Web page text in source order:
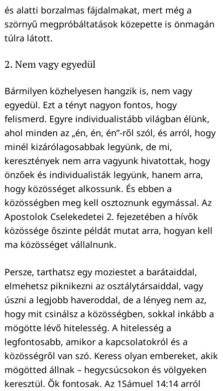
és alatti borzalmas fájdalmakat, mert még a
szörnyű megpróbáltatások közepette is önmagán
túlra látott.
2. Nem vagy egyedül
Bármilyen közhelyesen hangzik is, nem vagy
egyedül. Ezt a tényt nagyon fontos, hogy
felismerd. Egyre individualistább világban élünk,
ahol minden az „én, én, én”-ről szól, és arról, hogy
minél kizárólagosabbak legyünk, de mi,
keresztények nem arra vagyunk hivatottak, hogy
önzőek és individualisták legyünk, hanem arra,
hogy közösséget alkossunk. És ebben a
közösségben meg kell osztoznunk egymással. Az
Apostolok Cselekedetei 2. fejezetében a hívők
közössége őszinte példát mutat arra, hogyan kell
ma közösséget vállalnunk.
Persze, tarthatsz egy moziestet a barátaiddal,
elmehetsz piknikezni az osztálytársaiddal, vagy
úszni a legjobb haveroddal, de a lényeg nem az,
hogy mit csinálsz a közösségben, sokkal inkább a
mögötte lévő hitelesség. A hitelesség a
legfontosabb, amikor a kapcsolatokról és a
közösségről van szó. Keress olyan embereket, akik
mögötted állnak – hegycsúcsokon és völgyeken
keresztül. Ők fontosak. Az 1Sámuel 14:14 arról